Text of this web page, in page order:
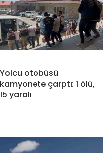
Yolcu otobüsü
kamyonete çarptı: 1 ölü,
15 yaralı